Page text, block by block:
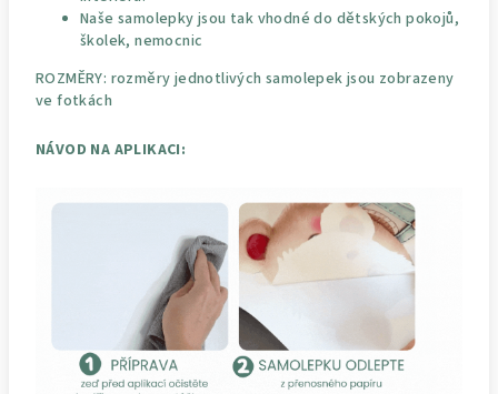
Naše samolepky jsou tak vhodné do dětských pokojů,
školek, nemocnic
ROZMĚRY: rozměry jednotlivých samolepek jsou zobrazeny
ve fotkách
NÁVOD NA APLIKACI: